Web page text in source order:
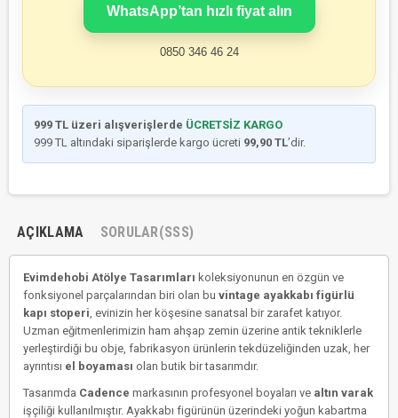
WhatsApp’tan hızlı fiyat alın
0850 346 46 24
999 TL üzeri alışverişlerde ÜCRETSİZ KARGO
999 TL altındaki siparişlerde kargo ücreti 99,90 TL’dir.
AÇIKLAMA SORULAR(SSS)
Evimdehobi Atölye Tasarımları koleksiyonunun en özgün ve
fonksiyonel parçalarından biri olan bu vintage ayakkabı figürlü
kapı stoperi , evinizin her köşesine sanatsal bir zarafet katıyor.
Uzman eğitmenlerimizin ham ahşap zemin üzerine antik tekniklerle
yerleştirdiği bu obje, fabrikasyon ürünlerin tekdüzeliğinden uzak, her
ayrıntısı el boyaması olan butik bir tasarımdır.
Tasarımda Cadence markasının profesyonel boyaları ve altın varak
işçiliği kullanılmıştır. Ayakkabı figürünün üzerindeki yoğun kabartma